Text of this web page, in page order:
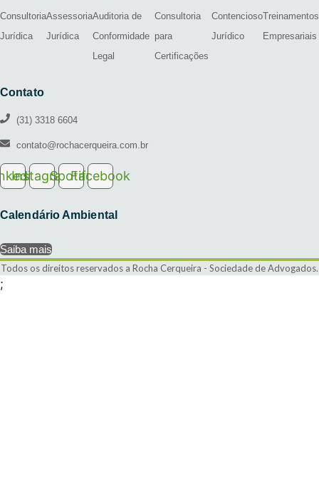
Consultoria
Jurídica
Assessoria
Jurídica
Auditoria de
Conformidade
Legal
Consultoria
para
Certificações
Contencioso
Jurídico
Treinamentos
Empresariais
Contato
(31) 3318 6604
contato@rochacerqueira.com.br
Instagram
SpotifyFacebook
Calendário Ambiental
Saiba mais
Todos os direitos reservados a Rocha Cerqueira - Sociedade de Advogados.
;